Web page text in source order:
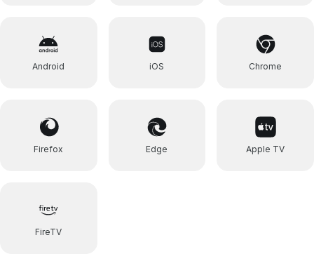
Android iOS Chrome
Firefox Edge Apple TV
FireTV